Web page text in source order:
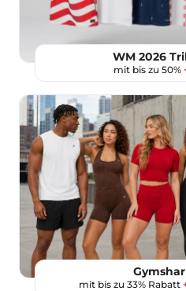
WM 2026
mit bis zu 50%
mit bis zu 33% Rabatt